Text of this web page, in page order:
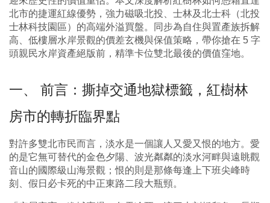
北市的捷運紅線優勢，強力磁吸北投、士林及北士科（北投
士林科技園區）的高端外溢買盤。同步為自住與置產族拆解
高、低樓層水岸景觀的價差玄機與保值策略，帶你搶在 5 字
頭親民水岸資產絕版前，精準卡位雙北最後的價值窪地。
一、 前言：撕掉交通地獄標籤，紅樹林
房市的轉折臨界點
對許多雙北市民而言，淡水是一個讓人又愛又恨的地方。愛
的是它無可替代的金色夕陽、波光粼粼的淡水河畔與遠眺觀
音山的國際級山海景觀；恨的則是那條每逢上下班尖峰時
刻、假日必卡死的中正東路二段大瓶頸。